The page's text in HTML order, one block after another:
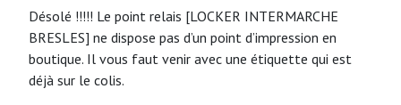
Désolé !!!!! Le point relais [LOCKER INTERMARCHE
BRESLES] ne dispose pas d’un point d’impression en
boutique. Il vous faut venir avec une étiquette qui est
déjà sur le colis.